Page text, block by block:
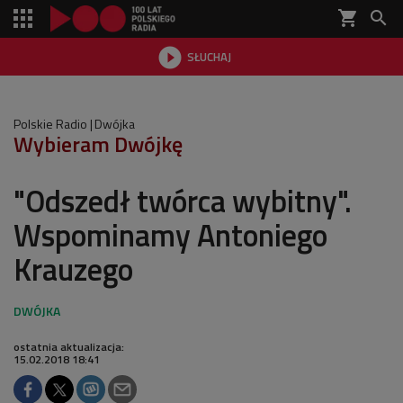
shopping_cart 
 SŁUCHAJ

Polskie Radio Dwójka
Wybieram Dwójkę
"Odszedł twórca wybitny".
Wspominamy Antoniego
Krauzego
ostatnia aktualizacja:
15.02.2018 18:41